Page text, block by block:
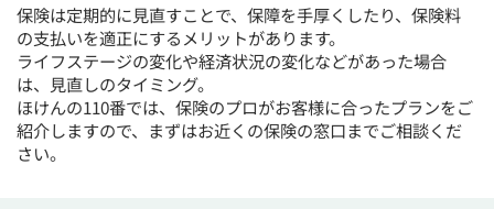
保険は定期的に見直すことで、保障を手厚くしたり、保険料
の支払いを適正にするメリットがあります。
ライフステージの変化や経済状況の変化などがあった場合
は、見直しのタイミング。
ほけんの110番では、保険のプロがお客様に合ったプランをご
紹介しますので、まずはお近くの保険の窓口までご相談くだ
さい。